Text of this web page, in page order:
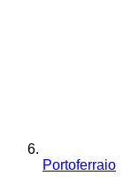
Portoferraio